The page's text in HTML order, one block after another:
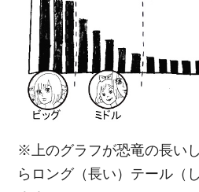
※上のグラフが恐竜の長い
らロング（長い）テール（